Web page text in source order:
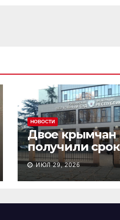
НОВОСТИ
Двое крымчан
получили
то, что
СВО»
ИЮЛ 29, 2026